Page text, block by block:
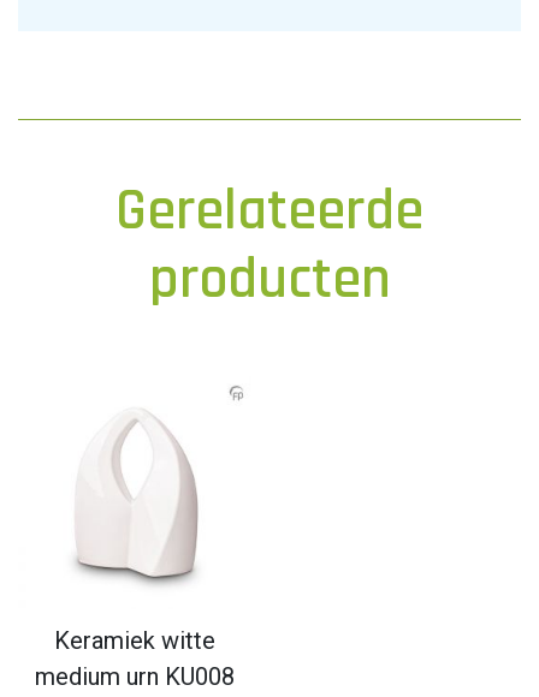
Gerelateerde
producten
Keramiek witte
medium urn KU008